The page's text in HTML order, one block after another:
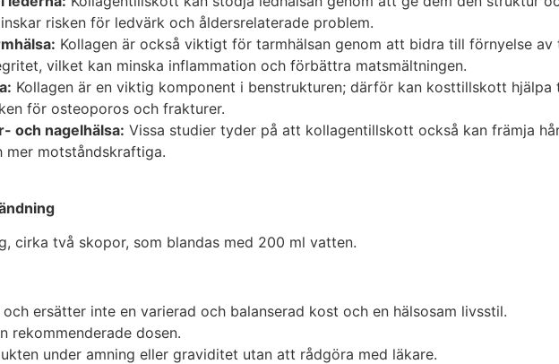
risken för ledvärk och åldersrelaterade problem.
Kollagen är också viktigt för tarmhälsan genom att bidra till förnyelse
vilket kan minska inflammation och förbättra matsmältningen.
Kollagen är en viktig komponent i benstrukturen; därför kan kosttillskott
för osteoporos och frakturer.
och nagelhälsa: Vissa studier tyder på att kollagentillskott också kan främja
mer motståndskraftiga.
cirka två skopor, som blandas med 200 ml vatten.
ersätter inte en varierad och balanserad kost och en hälsosam livsstil.
rekommenderade dosen.
under amning eller graviditet utan att rådgöra med läkare.